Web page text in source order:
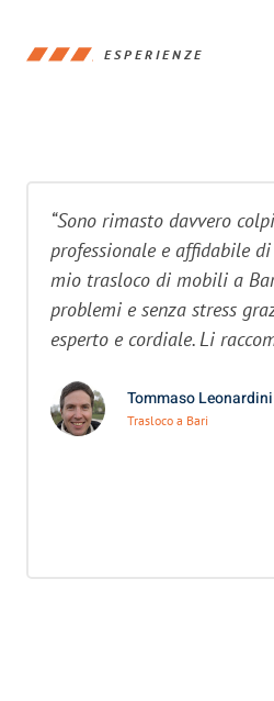
ESPERIENZE
“Sono rimasto davvero
professionale e affidabile
mio trasloco di mobili a
problemi e senza stress
esperto e cordiale. Li
Tommaso Leonardini
Trasloco a Bari